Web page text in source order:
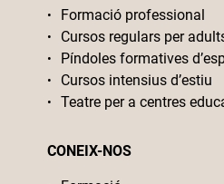
Formació professional
Cursos regulars per
Píndoles formatives
Cursos intensius d’estiu
Teatre per a centres
CONEIX-NOS